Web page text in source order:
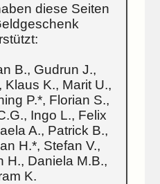
diese Seiten
B., Gudrun J.,
Klaus K., Marit U.,
P.*, Florian S.,
Ingo L., Felix
A., Patrick B.,
H.*, Stefan V.,
H., Daniela M.B.,
K.